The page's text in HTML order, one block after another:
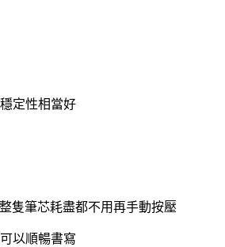
定性相當好
隻筆芯耗盡都不用再手動按壓
以順暢書寫